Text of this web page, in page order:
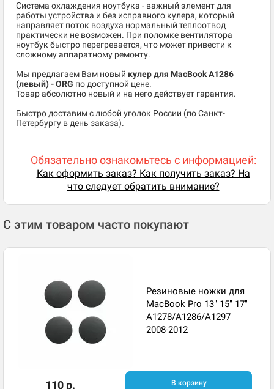
Система охлаждения ноутбука - важный элемент для
работы устройства и без исправного кулера, который
направляет поток воздуха нормальный теплоотвод
практически не возможен. При поломке вентилятора
ноутбук быстро перегревается, что может привести к
сложному аппаратному ремонту.
Мы предлагаем Вам новый кулер для MacBook A1286
(левый) - ORG по доступной цене.
Товар абсолютно новый и на него действует гарантия.
Быстро доставим с любой уголок России (по Санкт-
Петербургу в день заказа).
Обязательно ознакомьтесь с информацией:
Как оформить заказ? Как получить заказ? На
что следует обратить внимание?
С этим товаром часто покупают
Резиновые ножки для
MacBook Pro 13" 15" 17"
A1278/A1286/A1297
2008-2012
110 р. В корзину